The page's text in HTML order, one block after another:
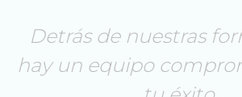
Detrás de nuestras
hay un equipo